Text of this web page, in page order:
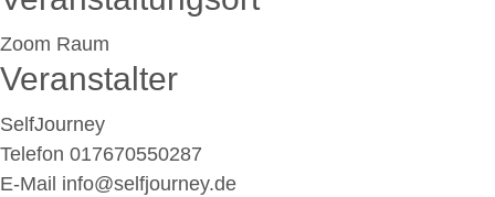
Zoom Raum
Veranstalter
SelfJourney
Telefon 017670550287
E-Mail info@selfjourney.de